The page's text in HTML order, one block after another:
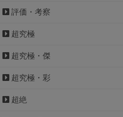
評価・考察
超究極
超究極・傑
超究極・彩
超絶